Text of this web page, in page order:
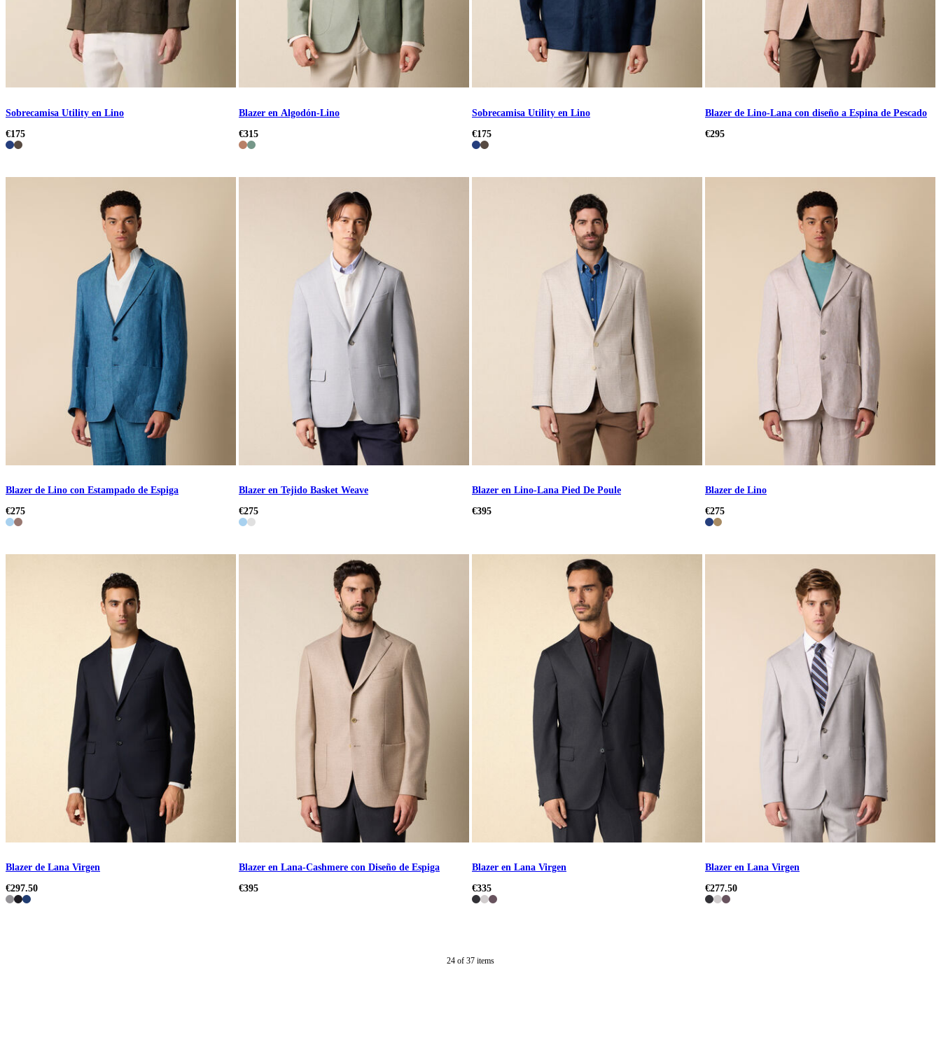
Sobrecamisa Utility en Lino
€175
Blazer en Algodón-Lino
€315
Sobrecamisa Utility en Lino
€175
Blazer de Lino-Lana con diseño a Espina de Pescado
€295
Blazer de Lino con Estampado de Espiga
€275
Blazer en Tejido Basket Weave
€275
Blazer en Lino-Lana Pied De Poule
€395
Blazer de Lino
€275
Blazer de Lana Virgen
€297.50
Blazer en Lana-Cashmere con Diseño de Espiga
€395
Blazer en Lana Virgen
€335
Blazer en Lana Virgen
€277.50
24 of 37 items